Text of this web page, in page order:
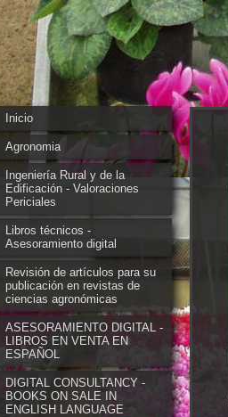
Inicio
Agronomia
Ingeniería Rural y de la
Edificación - Valoraciones
Periciales
Libros técnicos -
Asesoramiento digital
Revisión de artículos para su
publicación en revistas de
ciencias agronómicas
ASESORAMIENTO DIGITAL -
LIBROS EN VENTA EN
ESPAÑOL
DIGITAL CONSULTANCY -
BOOKS ON SALE IN
ENGLISH LANGUAGE